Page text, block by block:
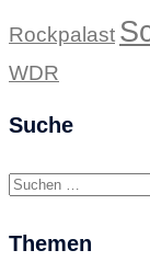
Rockpalast
WDR
Suche
Suchen
nach:
Themen